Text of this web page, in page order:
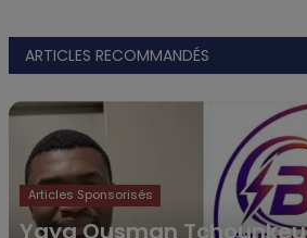
ARTICLES RECOMMANDÉS
Articles Sponsorisés
Yaya Ousman Tchounkeu